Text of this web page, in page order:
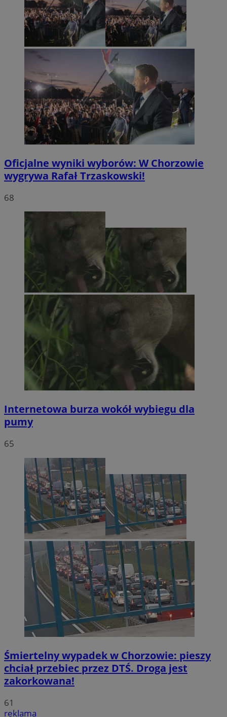
Oficjalne wyniki wyborów: W Chorzowie
wygrywa Rafał Trzaskowski!
68
Internetowa burza wokół wybiegu dla
pumy
65
Śmiertelny wypadek w Chorzowie: pieszy
chciał przebiec przez DTŚ. Droga jest
zakorkowana!
61
reklama